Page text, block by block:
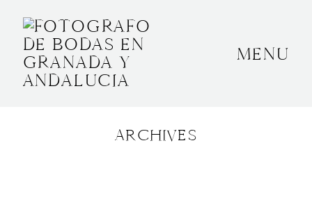
MENU
ARCHIVES
BODAS